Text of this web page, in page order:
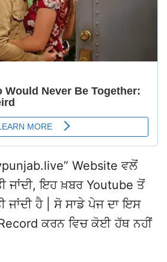
Website ਵਲੋਂ
ਜਾਂਦੀ, ਇਹ ਖ਼ਬਰ Youtube ਤੋਂ
ਜਾਂਦੀ ਹੈ | ਸੋ ਸਾਡੇ ਪੇਜ ਦਾ ਇਸ
ਕਰਨ ਵਿਚ ਕੋਈ ਹੱਥ ਨਹੀਂ